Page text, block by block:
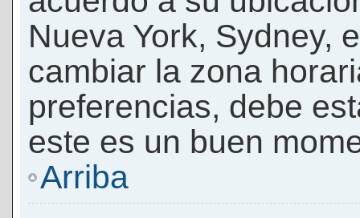
Nueva York, Sydney,
cambiar la zona
preferencias, debe
este es un buen
Arriba